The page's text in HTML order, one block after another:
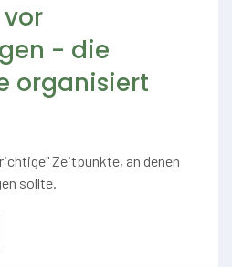
- die
organisiert
Zeitpunkte, an denen
sollte.